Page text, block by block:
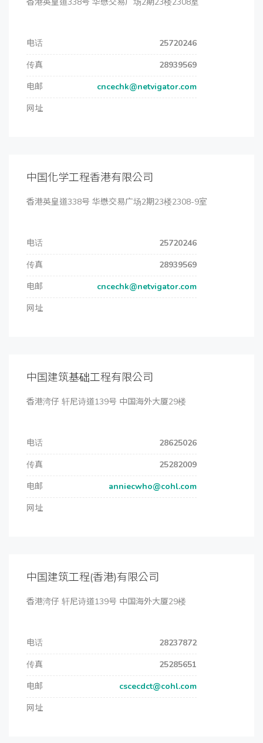
电话
25720246
传真
28939569
电邮
cncechk@netvigator.com
网址
中国化学工程香港有限公司
香港英皇道338号 华懋交易广场2期23楼2308-9室
电话
25720246
传真
28939569
电邮
cncechk@netvigator.com
网址
中国建筑基础工程有限公司
香港湾仔 轩尼诗道139号 中国海外大厦29楼
电话
28625026
传真
25282009
电邮
anniecwho@cohl.com
网址
中国建筑工程(香港)有限公司
香港湾仔 轩尼诗道139号 中国海外大厦29楼
电话
28237872
传真
25285651
电邮
cscecdct@cohl.com
网址